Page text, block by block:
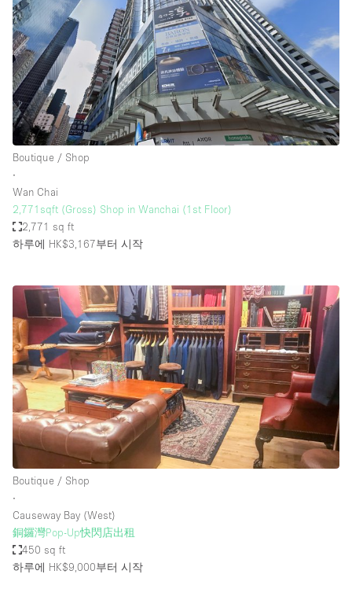
Boutique / Shop
∙
Wan Chai
2,771sqft (Gross) Shop in Wanchai (1st Floor)
2,771 sq ft
하루에 HK$3,167부터 시작
Boutique / Shop
∙
Causeway Bay (West)
銅鑼灣Pop-Up快閃店出租
450 sq ft
하루에 HK$9,000부터 시작